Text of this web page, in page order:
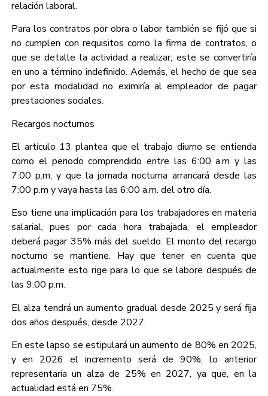
relación laboral.
Para los contratos por obra o labor también se fijó que si
no cumplen con requisitos como la firma de contratos, o
que se detalle la actividad a realizar; este se convertiría
en uno a término indefinido. Además, el hecho de que sea
por esta modalidad no eximiría al empleador de pagar
prestaciones sociales.
Recargos nocturnos
El artículo 13 plantea que el trabajo diurno se entienda
como el periodo comprendido entre las 6:00 a.m y las
7:00 p.m, y que la jornada nocturna arrancará desde las
7:00 p.m y vaya hasta las 6:00 a.m. del otro día.
Eso tiene una implicación para los trabajadores en materia
salarial, pues por cada hora trabajada, el empleador
deberá pagar 35% más del sueldo. El monto del recargo
nocturno se mantiene. Hay que tener en cuenta que
actualmente esto rige para lo que se labore después de
las 9:00 p.m.
El alza tendrá un aumento gradual desde 2025 y será fija
dos años después, desde 2027.
En este lapso se estipulará un aumento de 80% en 2025,
y en 2026 el incremento será de 90%, lo anterior
representaría un alza de 25% en 2027, ya que, en la
actualidad está en 75%.